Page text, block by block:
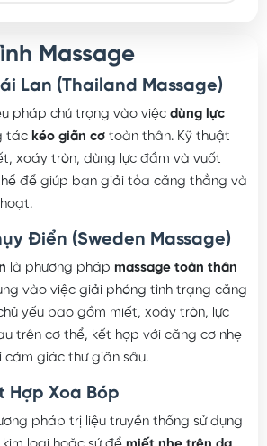
Massage
Lan (Thailand Massage)
pháp chú trọng vào việc dùng lực
tác kéo giãn cơtoàn thân. Kỹ thuật
xoáy tròn, dùng lực đầm và vuốt
để giúp bạn giải tỏa căng thẳng và
Điển (Sweden Massage)
là phương pháp massage toàn thân
vào việc giải phóng tình trạng căng
yếu bao gồm miết, xoáy tròn, lực
trên cơ thể, kết hợp với căng cơ nhẹ
cảm giác thư giãn sâu.
Hợp Xoa Bóp
pháp trị liệu truyền thống sử dụng